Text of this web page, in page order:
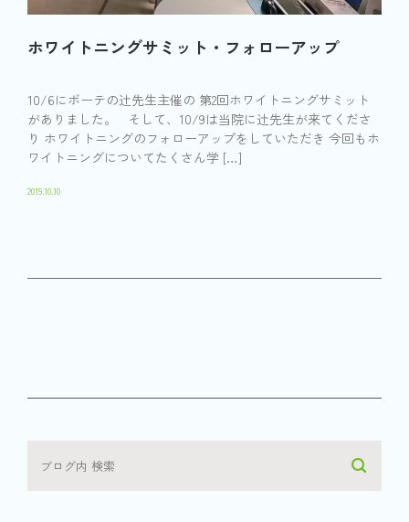
ホワイトニングサミット・フォローアップ
10/6にボーテの辻先生主催の 第2回ホワイトニングサミット
がありました。 そして、10/9は当院に辻先生が来てくださ
り ホワイトニングのフォローアップをしていただき 今回もホ
ワイトニングについてたくさん学 […]
2019.10.10